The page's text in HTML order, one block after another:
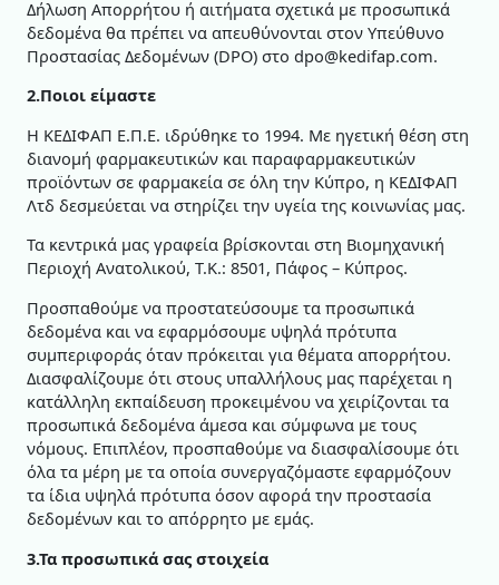
Δήλωση Απορρήτου ή αιτήματα σχετικά με προσωπικά
δεδομένα θα πρέπει να απευθύνονται στον Υπεύθυνο
Προστασίας Δεδομένων (DPO) στο dpo@kedifap.com.
2.Ποιοι είμαστε
Η ΚΕΔΙΦΑΠ Ε.Π.Ε. ιδρύθηκε το 1994. Με ηγετική θέση στη
διανομή φαρμακευτικών και παραφαρμακευτικών
προϊόντων σε φαρμακεία σε όλη την Κύπρο, η ΚΕΔΙΦΑΠ
Λτδ δεσμεύεται να στηρίζει την υγεία της κοινωνίας μας.
Τα κεντρικά μας γραφεία βρίσκονται στη Βιομηχανική
Περιοχή Ανατολικού, Τ.Κ.: 8501, Πάφος – Κύπρος.
Προσπαθούμε να προστατεύσουμε τα προσωπικά
δεδομένα και να εφαρμόσουμε υψηλά πρότυπα
συμπεριφοράς όταν πρόκειται για θέματα απορρήτου.
Διασφαλίζουμε ότι στους υπαλλήλους μας παρέχεται η
κατάλληλη εκπαίδευση προκειμένου να χειρίζονται τα
προσωπικά δεδομένα άμεσα και σύμφωνα με τους
νόμους. Επιπλέον, προσπαθούμε να διασφαλίσουμε ότι
όλα τα μέρη με τα οποία συνεργαζόμαστε εφαρμόζουν
τα ίδια υψηλά πρότυπα όσον αφορά την προστασία
δεδομένων και το απόρρητο με εμάς.
3.Τα προσωπικά σας στοιχεία